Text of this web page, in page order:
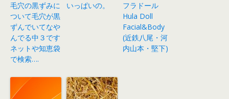
毛穴の黒ずみに
ついて毛穴が黒
ずんでいてなや
んでる中３です
ネットや知恵袋
で検索….
いっぱいの。
フラドール
Hula Doll
Facial&Body
(近鉄八尾・河
内山本・堅下)